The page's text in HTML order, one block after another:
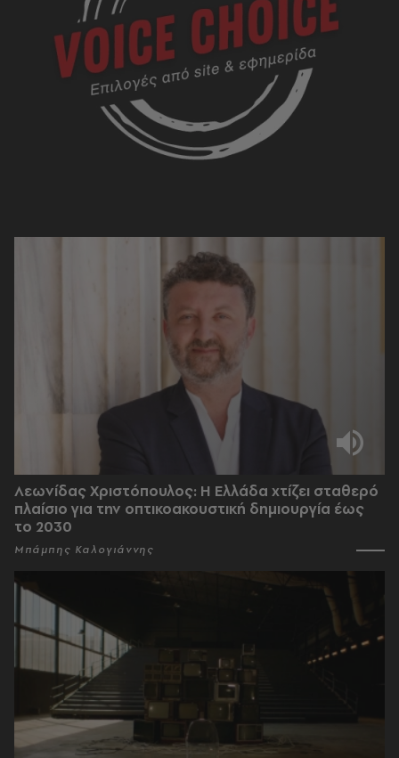
Λεωνίδας Χριστόπουλος: Η Ελλάδα χτίζει σταθερό
πλαίσιο για την οπτικοακουστική δημιουργία έως
το 2030
Μπάμπης Καλογιάννης